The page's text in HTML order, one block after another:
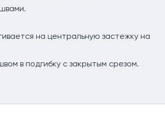
на центральную застежку на
в подгибку с закрытым срезом.